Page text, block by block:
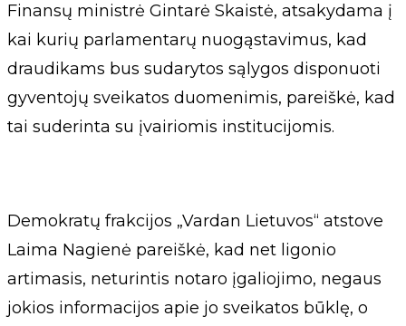
Finansų ministrė Gintarė Skaistė, atsakydama į
kai kurių parlamentarų nuogąstavimus, kad
draudikams bus sudarytos sąlygos disponuoti
gyventojų sveikatos duomenimis, pareiškė, kad
tai suderinta su įvairiomis institucijomis.
Demokratų frakcijos „Vardan Lietuvos“ atstove
Laima Nagienė pareiškė, kad net ligonio
artimasis, neturintis notaro įgaliojimo, negaus
jokios informacijos apie jo sveikatos būklę, o